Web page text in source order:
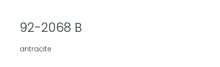
92-2068 B
antracite